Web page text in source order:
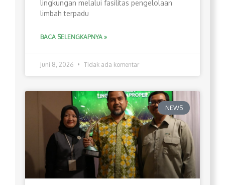
lingkungan melalui fasilitas pengelolaan
limbah terpadu
BACA SELENGKAPNYA »
Juni 8, 2026 Tidak ada komentar
NEWS